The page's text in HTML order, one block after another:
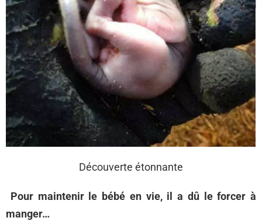
Découverte étonnante
Pour maintenir le bébé en vie, il a dû le forcer à
manger…